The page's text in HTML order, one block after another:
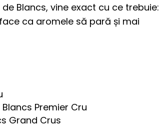
Blancs, vine exact cu ce trebuie:
ca aromele să pară și mai
Premier Cru
Grand Crus